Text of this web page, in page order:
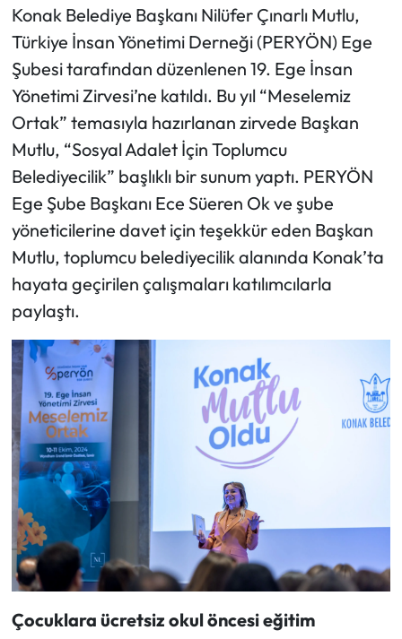
Konak Belediye Başkanı Nilüfer Çınarlı Mutlu,
Türkiye İnsan Yönetimi Derneği (PERYÖN) Ege
Şubesi tarafından düzenlenen 19. Ege İnsan
Yönetimi Zirvesi’ne katıldı. Bu yıl “Meselemiz
Ortak” temasıyla hazırlanan zirvede Başkan
Mutlu, “Sosyal Adalet İçin Toplumcu
Belediyecilik” başlıklı bir sunum yaptı. PERYÖN
Ege Şube Başkanı Ece Süeren Ok ve şube
yöneticilerine davet için teşekkür eden Başkan
Mutlu, toplumcu belediyecilik alanında Konak’ta
hayata geçirilen çalışmaları katılımcılarla
paylaştı.
Çocuklara ücretsiz okul öncesi eğitim